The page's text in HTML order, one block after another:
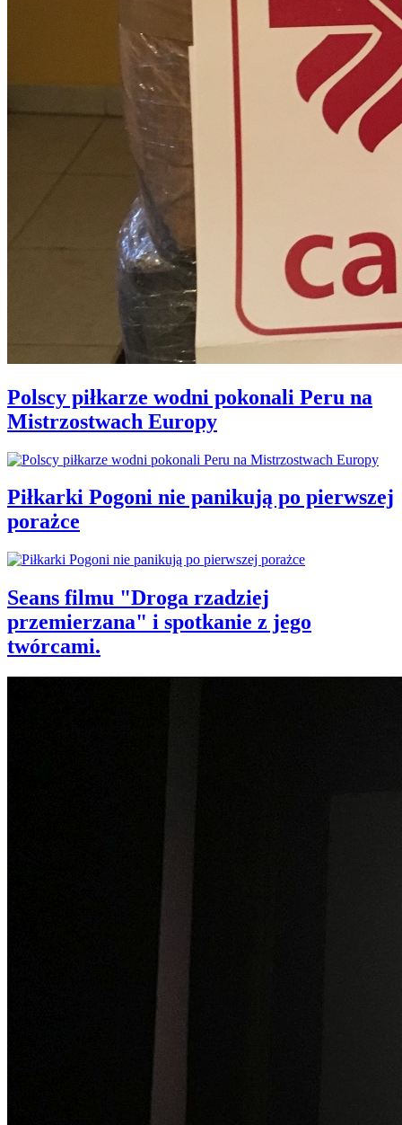
Polscy piłkarze wodni pokonali Peru na
Mistrzostwach Europy
Piłkarki Pogoni nie panikują po pierwszej
porażce
Seans filmu "Droga rzadziej
przemierzana" i spotkanie z jego
twórcami.